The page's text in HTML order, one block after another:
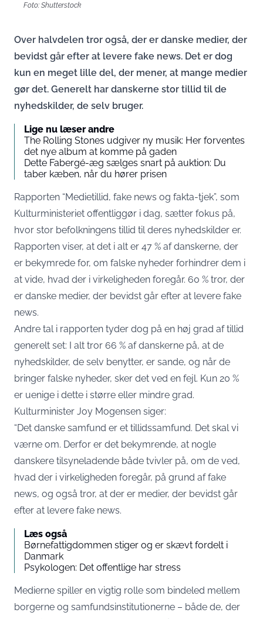
Foto: Shutterstock
Over halvdelen tror også, der er danske medier, der
bevidst går efter at levere fake news. Det er dog
kun en meget lille del, der mener, at mange medier
gør det. Generelt har danskerne stor tillid til de
nyhedskilder, de selv bruger.
Lige nu læser andre
The Rolling Stones udgiver ny musik: Her forventes
det nye album at komme på gaden
Dette Fabergé-æg sælges snart på auktion: Du
taber kæben, når du hører prisen
Rapporten “Medietillid, fake news og fakta-tjek”, som
Kulturministeriet offentliggør i dag, sætter fokus på,
hvor stor befolkningens tillid til deres nyhedskilder er.
Rapporten viser, at det i alt er 47 % af danskerne, der
er bekymrede for, om falske nyheder forhindrer dem i
at vide, hvad der i virkeligheden foregår. 60 % tror, der
er danske medier, der bevidst går efter at levere fake
news.
Andre tal i rapporten tyder dog på en høj grad af tillid
generelt set: I alt tror 66 % af danskerne på, at de
nyhedskilder, de selv benytter, er sande, og når de
bringer falske nyheder, sker det ved en fejl. Kun 20 %
er uenige i dette i større eller mindre grad.
Kulturminister Joy Mogensen siger:
“Det danske samfund er et tillidssamfund. Det skal vi
værne om. Derfor er det bekymrende, at nogle
danskere tilsyneladende både tvivler på, om de ved,
hvad der i virkeligheden foregår, på grund af fake
news, og også tror, at der er medier, der bevidst går
efter at levere fake news.
Læs også
Børnefattigdommen stiger og er skævt fordelt i
Danmark
Psykologen: Det offentlige har stress
Medierne spiller en vigtig rolle som bindeled mellem
borgerne og samfundsinstitutionerne – både de, der